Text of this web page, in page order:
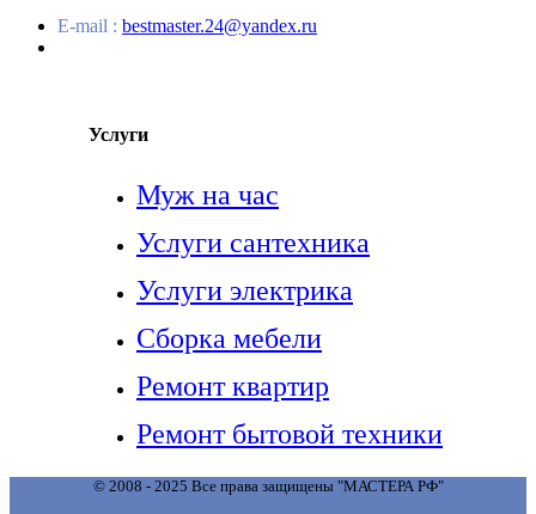
E-mail : bestmaster.24@yandex.ru
Услуги
Муж на час
Услуги сантехника
Услуги электрика
Сборка мебели
Ремонт квартир
Ремонт бытовой техники
© 2008 - 2025 Все права защищены "МАСТЕРА РФ"